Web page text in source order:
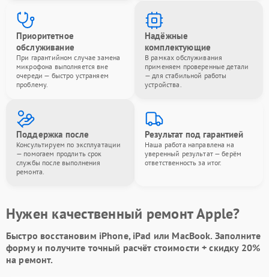
Приоритетное
обслуживание
При гарантийном случае замена
микрофона выполняется вне
очереди — быстро устраняем
проблему.
Надёжные
комплектующие
В рамках обслуживания
применяем проверенные детали
— для стабильной работы
устройства.
Поддержка после
Консультируем по эксплуатации
— помогаем продлить срок
службы после выполнения
ремонта.
Результат под гарантией
Наша работа направлена на
уверенный результат — берём
ответственность за итог.
Нужен качественный ремонт Apple?
Быстро восстановим iPhone, iPad или MacBook. Заполните
формуи получите точный расчёт стоимости +скидку 20%
на ремонт.